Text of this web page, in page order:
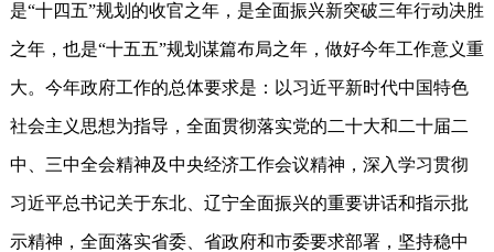
是“十四五”规划的收官之年，是全面振兴新突破三年行动决胜
之年，也是“十五五”规划谋篇布局之年，做好今年工作意义重
大。今年政府工作的总体要求是：以习近平新时代中国特色
社会主义思想为指导，全面贯彻落实党的二十大和二十届二
中、三中全会精神及中央经济工作会议精神，深入学习贯彻
习近平总书记关于东北、辽宁全面振兴的重要讲话和指示批
示精神，全面落实省委、省政府和市委要求部署，坚持稳中